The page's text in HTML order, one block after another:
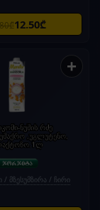
12.50₾
+
ნუშის რძე
,უგლუტენო,
მზესუმზირა / ჩირი